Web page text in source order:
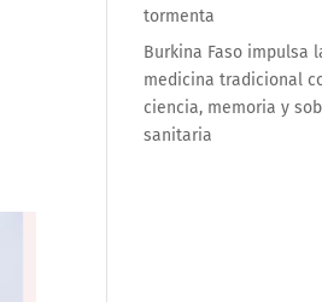
tormenta
Burkina Faso impulsa
medicina tradicional
ciencia, memoria y
sanitaria